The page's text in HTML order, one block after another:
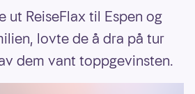
ut ReiseFlax til Espen og
lovte de å dra på tur
dem vant toppgevinsten.